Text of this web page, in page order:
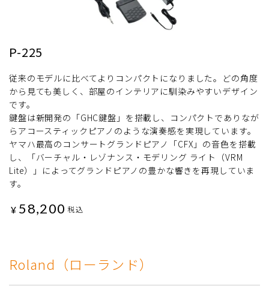
P-225
従来のモデルに比べてよりコンパクトになりました。どの角度
から見ても美しく、部屋のインテリアに馴染みやすいデザイン
です。
鍵盤は新開発の「GHC鍵盤」を搭載し、コンパクトでありなが
らアコースティックピアノのような演奏感を実現しています。
ヤマハ最高のコンサートグランドピアノ「CFX」の音色を搭載
し、「バーチャル・レゾナンス・モデリング ライト（VRM
Lite）」によってグランドピアノの豊かな響きを再現していま
す。
¥ 58,200 税込
Roland（ローランド）